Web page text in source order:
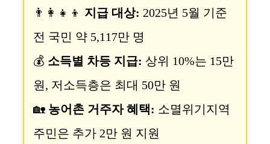
👨‍👩‍👧‍👦 지급 대상: 2025년 5월 기준
전 국민 약 5,117만 명
💰 소득별 차등 지급: 상위 10%는 15만
원, 저소득층은 최대 50만 원
🏡 농어촌 거주자 혜택: 소멸위기지역
주민은 추가 2만 원 지원